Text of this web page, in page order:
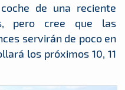
de una reciente
pero cree que las
servirán de poco en
los próximos 10, 11